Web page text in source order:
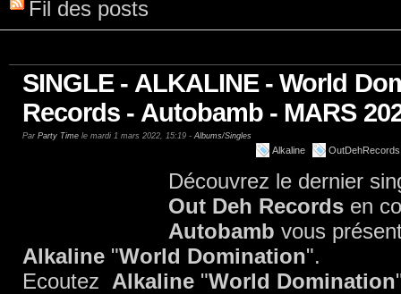
Fil des posts
SINGLE - ALKALINE - World
Records - Autobamb - MARS
Par Party Time le mardi 1 mars 2022, 15:19 -Albums/Singles
Alkaline OutDehRecords
Découvrez le dernier
Out Deh Records en
Autobamb vous
Alkaline "World Domination".
Ecoutez Alkaline "World Domination